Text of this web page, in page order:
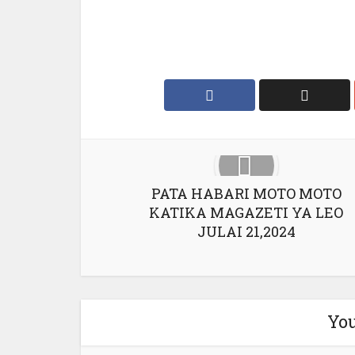
PATA HABARI MOTO MOTO
KATIKA MAGAZETI YA LEO
JULAI 21,2024